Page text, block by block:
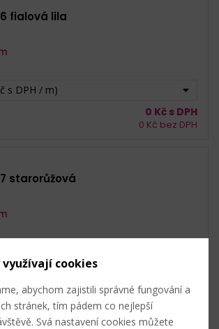
6 fialová lila
s DPH / m)
0 Kč s DPH
0 Kč bez DPH
7 starorůžová
0Kč bez DPH
cookies
abychom zajistili správné fungování a
stránek, tím pádem co nejlepší
Svá nastavení cookies můžete